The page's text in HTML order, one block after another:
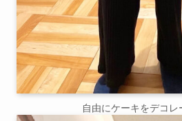
自由にケーキをデコレ